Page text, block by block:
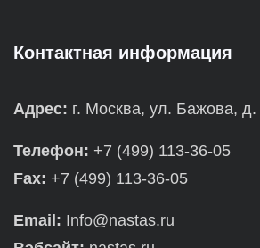
Контактная информация
Адрес: г. Москва, ул. Бажова, д.
Телефон: +7 (499) 113-36-05
Fax: +7 (499) 113-36-05
Email: Info@nastas.ru